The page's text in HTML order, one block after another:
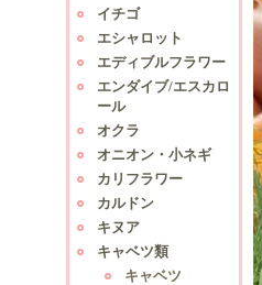
イチゴ
エシャロット
エディブルフラワー
エンダイブ/エスカロ
ール
オクラ
オニオン・小ネギ
カリフラワー
カルドン
キヌア
キャベツ類
キャベツ